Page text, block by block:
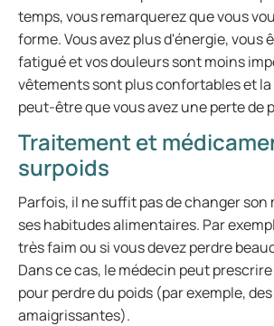
temps, vous remarquerez que vous
forme. Vous avez plus d'énergie, vous
fatigué et vos douleurs sont moins
vêtements sont plus confortables et
peut-être que vous avez une perte de
Traitement et
surpoids
Parfois, il ne suffit pas de changer son
ses habitudes alimentaires. Par
très faim ou si vous devez perdre
Dans ce cas, le médecin peut
pour perdre du poids (par exemple,
amaigrissantes).